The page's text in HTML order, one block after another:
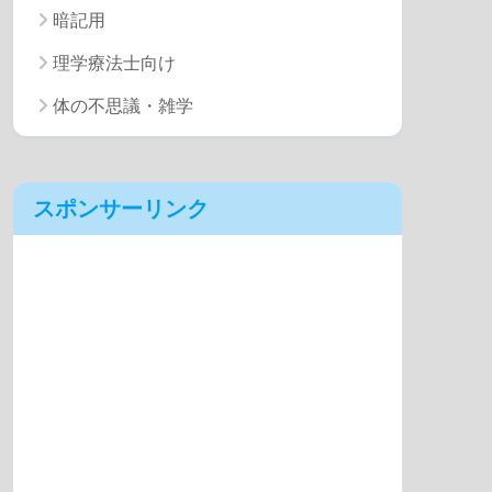
暗記用
理学療法士向け
体の不思議・雑学
スポンサーリンク